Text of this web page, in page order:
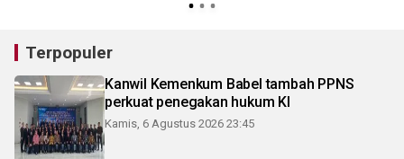
Terpopuler
Kanwil Kemenkum Babel tambah PPNS
perkuat penegakan hukum KI
Kamis, 6 Agustus 2026 23:45